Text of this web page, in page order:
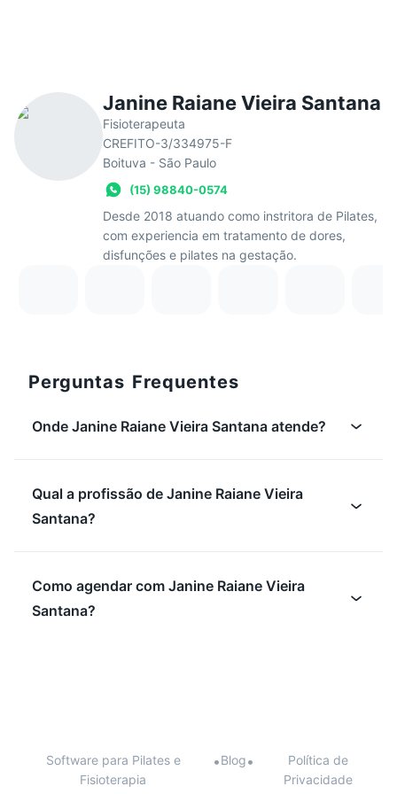
Janine Raiane Vieira Santana
Fisioterapeuta
CREFITO-3/334975-F
Boituva - São Paulo
(15) 98840-0574
Desde 2018 atuando como instritora de Pilates,
com experiencia em tratamento de dores,
disfunções e pilates na gestação.
Perguntas Frequentes
Onde Janine Raiane Vieira Santana atende?
Qual a profissão de Janine Raiane Vieira
Santana?
Como agendar com Janine Raiane Vieira
Santana?
Software para Pilates e
Fisioterapia
•Blog•
Política de
Privacidade